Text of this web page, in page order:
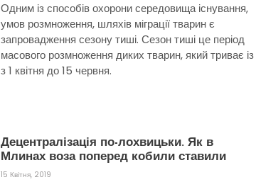
Одним із способів охорони середовища існування,
умов розмноження, шляхів міграції тварин є
запровадження сезону тиші. Сезон тиші це період
масового розмноження диких тварин, який триває із
з 1 квітня до 15 червня.
Децентралізація по-лохвицьки. Як в
Млинах воза поперед кобили ставили
15 Квітня, 2019